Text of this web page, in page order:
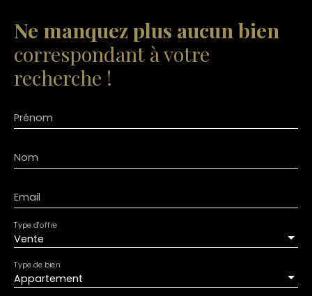
Ne manquez plus aucun bien
correspondant à votre
recherche !
Prénom
Nom
Email
Vente
Type d'offre
Appartement
Type de bien